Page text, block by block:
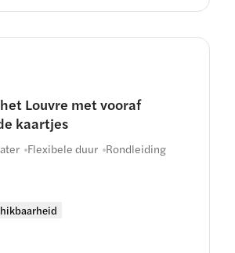
Louvre met vooraf
kaartjes
Flexibele duur Rondleiding